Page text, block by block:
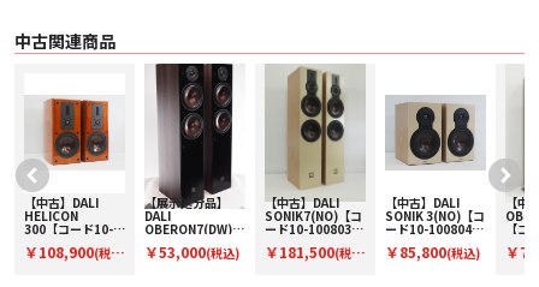
ドーム・トゥイーター
〇 ミッドレンジ／ウーファー 165 mm SMCウッドファイバーコーン・ドライ
〇 エンクロージャー・タイプ バスレフ型
〇 ターミナル バイワイヤリング／バイアンプ対応
〇 外形寸法（H x W x D） 990 x 200 x 380 mm（スパイクを除く）
〇 質量 23 kg（グリルを含む）
〇 付属品
・ 取扱説明書
・ ポリッシングクロス（グロス仕上げのみ）
・ フロントグリル
・ スパイク
・ B：ハイグロス・ブラック
中古関連商品
【中古】DALI
HELICON
300【コード10-
シェルフスピーカ
ー(ペア)
￥108,900(税
【展示処分品】
DALI
OBERON7(DW)
OBERON7DW】
フロア型スピーカ
￥53,000(税込)
【中古】DALI
SONIK7(NO)【コ
ード10-100803】
ー(ペア)
￥181,500(税
【中古】DALI
SONIK 3(NO)【コ
ード10-100804】
ピーカー(ペア)
￥85,800(税込)
【中
【コ
型ス
￥